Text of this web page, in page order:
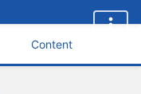
Content